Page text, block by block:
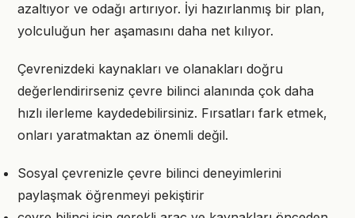
azaltıyor ve odağı artırıyor. İyi hazırlanmış bir plan,
yolculuğun her aşamasını daha net kılıyor.
Çevrenizdeki kaynakları ve olanakları doğru
değerlendirirseniz çevre bilinci alanında çok daha
hızlı ilerleme kaydedebilirsiniz. Fırsatları fark etmek,
onları yaratmaktan az önemli değil.
Sosyal çevrenizle çevre bilinci deneyimlerini
paylaşmak öğrenmeyi pekiştirir